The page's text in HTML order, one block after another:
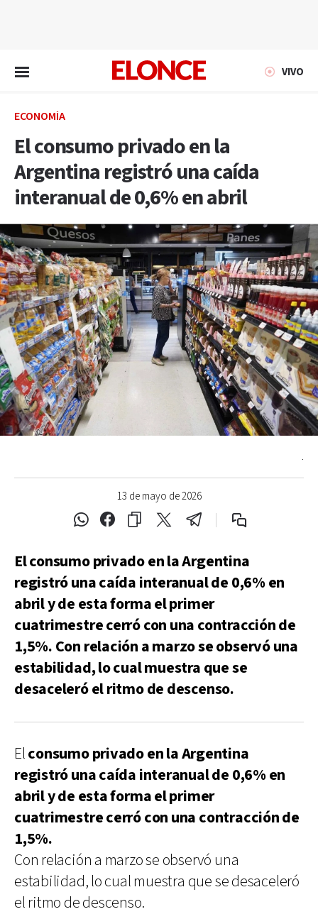
VIVO
ECONOMÍA
El consumo privado en la
Argentina registró una caída
interanual de 0,6% en abril
13 de mayo de 2026
.
El consumo privado en la Argentina
registró una caída interanual de 0,6% en
abril y de esta forma el primer
cuatrimestre cerró con una contracción de
1,5%. Con relación a marzo se observó una
estabilidad, lo cual muestra que se
desaceleró el ritmo de descenso.
Elconsumo privado en la Argentina
registró una caída interanual de 0,6% en
abril y de esta forma el primer
cuatrimestre cerró con una contracción de
1,5%.
Con relación a marzo se observó una
estabilidad, lo cual muestra que se desaceleró
el ritmo de descenso.